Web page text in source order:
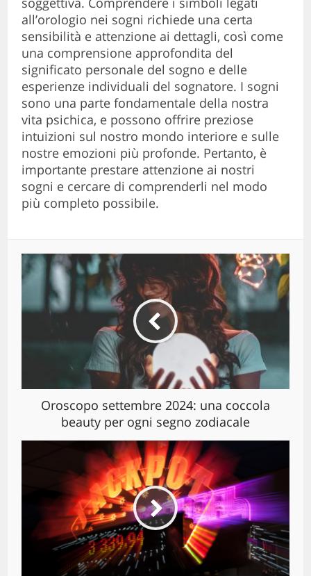
all’orologio nei sogni richiede una certa
sensibilità e attenzione ai dettagli, così come
una comprensione approfondita del
significato personale del sogno e delle
esperienze individuali del sognatore. I sogni
sono una parte fondamentale della nostra
vita psichica, e possono offrire preziose
intuizioni sul nostro mondo interiore e sulle
nostre emozioni più profonde. Pertanto, è
importante prestare attenzione ai nostri
sogni e cercare di comprenderli nel modo
più completo possibile.
Oroscopo settembre 2024: una coccola
beauty per ogni segno zodiacale